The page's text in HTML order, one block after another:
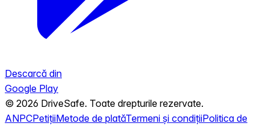
Descarcă din
Google Play
© 2026 DriveSafe. Toate drepturile rezervate.
ANPCPetițiiMetode de platăTermeni și condițiiPolitica de